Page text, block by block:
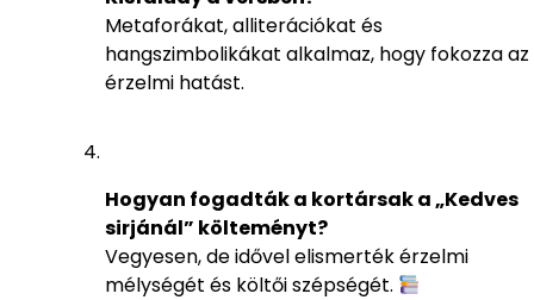
Metaforákat, alliterációkat és
hangszimbolikákat alkalmaz, hogy fokozza az
érzelmi hatást.
Hogyan fogadták a kortársak a „Kedves
sirjánál” költeményt?
Vegyesen, de idővel elismerték érzelmi
mélységét és költői szépségét.